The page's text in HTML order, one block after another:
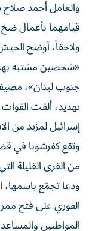
والعامل أحمد
قيامهما بأعمال ضخ
ولاحقاً، أوضح
«شخصين مشتبه
جنوب لبنان»،
تهديد، ألقت
إسرائيل لمزيد من
وتقع كفرشوبا في
من القرى القليلة
ودعا تجمّع باسمها،
الفوري على فتح
المواطنين